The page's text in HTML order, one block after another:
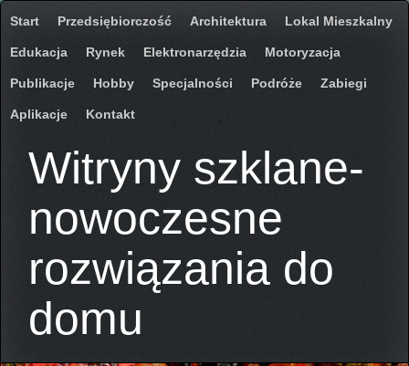
Start Przedsiębiorczość Architektura Lokal Mieszkalny
Edukacja Rynek Elektronarzędzia Motoryzacja
Publikacje Hobby Specjalności Podróże Zabiegi
Aplikacje Kontakt
Witryny szklane-
nowoczesne
rozwiązania do
domu